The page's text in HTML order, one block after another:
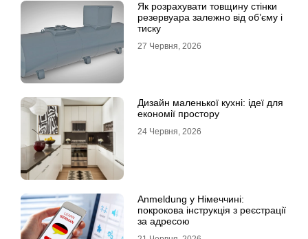
Як розрахувати товщину стінки
резервуара залежно від об’єму і
тиску
27 Червня, 2026
Дизайн маленької кухні: ідеї для
економії простору
24 Червня, 2026
Anmeldung у Німеччині:
покрокова інструкція з реєстрації
за адресою